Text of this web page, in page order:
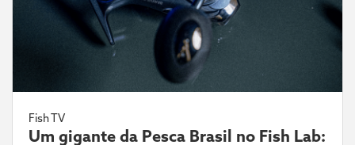
Fish TV
Um gigante da Pesca Brasil no Fish Lab: